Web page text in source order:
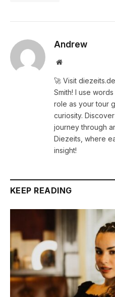
Andrew
Website
🚀 Visit
Smith! I use
role as your tour
curiosity.
journey through
Diezeits, where
insight!
KEEP READING